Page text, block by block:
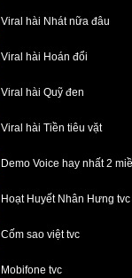
Viral hài Nhát nữa đâu
Viral hài Hoán đổi
Viral hài Quỹ đen
Viral hài Tiền tiêu vặt
Demo Voice hay nhất 2
Hoạt Huyết Nhân Hưng tvc
Cốm sao việt tvc
Mobifone tvc